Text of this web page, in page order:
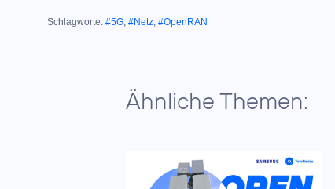
Schlagworte: #5G #Netz #OpenRAN
Ähnliche Themen: